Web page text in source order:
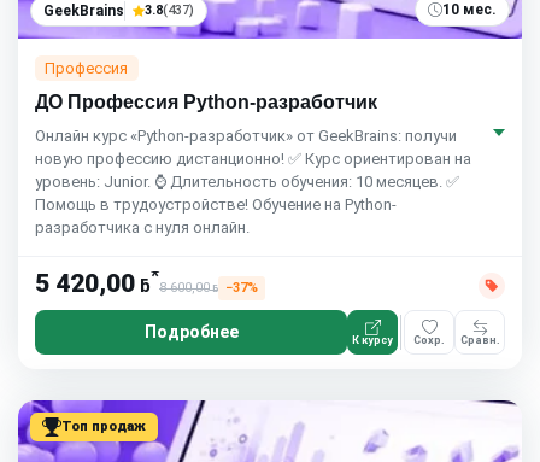
GeekBrains 3.8(437) 10 мес.
Профессия
ДО Профессия Python-разработчик
Онлайн курс «Python-разработчик» от GeekBrains: получи
новую профессию дистанционно! ✅ Курс ориентирован на
уровень: Junior. ⌚ Длительность обучения: 10 месяцев. ✅
Помощь в трудоустройстве! Обучение на Python-
разработчика с нуля онлайн.
5 420,00 ƃ*
8 600,00ƃ −37%
Подробнее К курсу Сохр. Сравн.
Топ продаж